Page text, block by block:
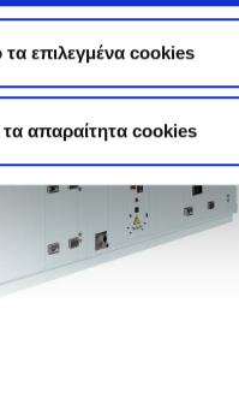
επιλεγμένα cookies
απαραίτητα cookies
from 1000 to 66.000 m3/h